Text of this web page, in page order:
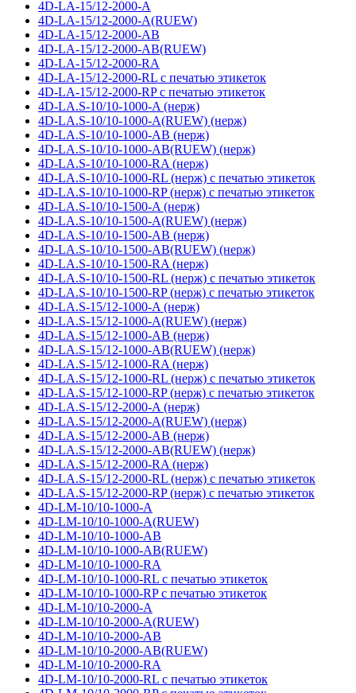
4D-LA-15/12-2000-A
4D-LA-15/12-2000-A(RUEW)
4D-LA-15/12-2000-AB
4D-LA-15/12-2000-AB(RUEW)
4D-LA-15/12-2000-RA
4D-LA-15/12-2000-RL с печатью этикеток
4D-LA-15/12-2000-RP с печатью этикеток
4D-LA.S-10/10-1000-A (нерж)
4D-LA.S-10/10-1000-A(RUEW) (нерж)
4D-LA.S-10/10-1000-AB (нерж)
4D-LA.S-10/10-1000-AB(RUEW) (нерж)
4D-LA.S-10/10-1000-RA (нерж)
4D-LA.S-10/10-1000-RL (нерж) с печатью этикеток
4D-LA.S-10/10-1000-RP (нерж) с печатью этикеток
4D-LA.S-10/10-1500-A (нерж)
4D-LA.S-10/10-1500-A(RUEW) (нерж)
4D-LA.S-10/10-1500-AB (нерж)
4D-LA.S-10/10-1500-AB(RUEW) (нерж)
4D-LA.S-10/10-1500-RA (нерж)
4D-LA.S-10/10-1500-RL (нерж) с печатью этикеток
4D-LA.S-10/10-1500-RP (нерж) с печатью этикеток
4D-LA.S-15/12-1000-A (нерж)
4D-LA.S-15/12-1000-A(RUEW) (нерж)
4D-LA.S-15/12-1000-AB (нерж)
4D-LA.S-15/12-1000-AB(RUEW) (нерж)
4D-LA.S-15/12-1000-RA (нерж)
4D-LA.S-15/12-1000-RL (нерж) с печатью этикеток
4D-LA.S-15/12-1000-RP (нерж) с печатью этикеток
4D-LA.S-15/12-2000-A (нерж)
4D-LA.S-15/12-2000-A(RUEW) (нерж)
4D-LA.S-15/12-2000-AB (нерж)
4D-LA.S-15/12-2000-AB(RUEW) (нерж)
4D-LA.S-15/12-2000-RA (нерж)
4D-LA.S-15/12-2000-RL (нерж) с печатью этикеток
4D-LA.S-15/12-2000-RP (нерж) с печатью этикеток
4D-LM-10/10-1000-A
4D-LM-10/10-1000-A(RUEW)
4D-LM-10/10-1000-AB
4D-LM-10/10-1000-AB(RUEW)
4D-LM-10/10-1000-RA
4D-LM-10/10-1000-RL с печатью этикеток
4D-LM-10/10-1000-RP с печатью этикеток
4D-LM-10/10-2000-A
4D-LM-10/10-2000-A(RUEW)
4D-LM-10/10-2000-AB
4D-LM-10/10-2000-AB(RUEW)
4D-LM-10/10-2000-RA
4D-LM-10/10-2000-RL с печатью этикеток